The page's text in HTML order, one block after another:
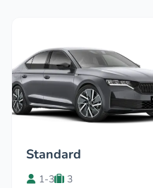
Standard
1-3
3